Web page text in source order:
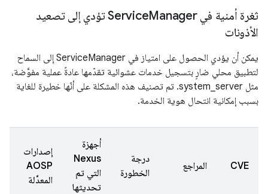
ثغرة أمنية في Service
Manager تؤدي إلى تصعيد
الأذونات
يمكن أن يؤدي الحصول على امتياز في ServiceManager إلى السماح
لتطبيق محلي ضارٍ بتسجيل خدمات عشوائية تقدّمها عادةً عملية مفوَّضة،
مثل system_server. تم تصنيف هذه المشكلة على أنّها خطيرة للغاية
بسبب إمكانية انتحال هوية الخدمة.
CVE المراجع
درجة
الخطورة
أجهزة
Nexus
التي تم
تحديثها
إصدارات
AOSP
المعدَّلة